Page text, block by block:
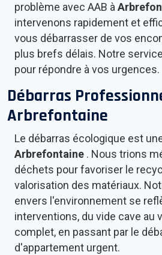
problème avec AAB à
intervenons rapidement et
vous débarrasser de vos
plus brefs délais. Notre
pour répondre à vos urgences.
Débarras
Arbrefontaine
Le débarras écologique est
Arbrefontaine . Nous trions
déchets pour favoriser le
valorisation des matériaux.
envers l'environnement se
interventions, du vide cave au
complet, en passant par le
d'appartement urgent.